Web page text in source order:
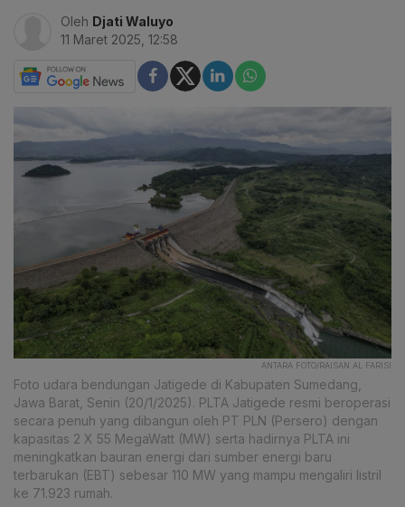
Oleh Djati Waluyo
11 Maret 2025, 12:58
ANTARA FOTO/RAISAN AL FARISI
Foto udara bendungan Jatigede di Kabupaten Sumedang,
Jawa Barat, Senin (20/1/2025). PLTA Jatigede resmi beroperasi
secara penuh yang dibangun oleh PT PLN (Persero) dengan
kapasitas 2 X 55 MegaWatt (MW) serta hadirnya PLTA ini
meningkatkan bauran energi dari sumber energi baru
terbarukan (EBT) sebesar 110 MW yang mampu mengaliri listril
ke 71.923 rumah.